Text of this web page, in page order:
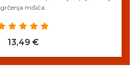
grčenja mišića.
13,49 €